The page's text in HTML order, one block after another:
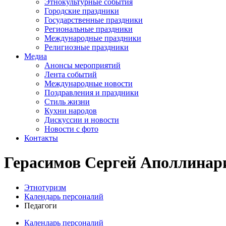
Этнокультурные события
Городские праздники
Государственные праздники
Региональные праздники
Международные праздники
Религиозные праздники
Медиа
Анонсы мероприятий
Лента событий
Международные новости
Поздравления и праздники
Cтиль жизни
Кухни народов
Дискуссии и новости
Новости с фото
Контакты
Герасимов Сергей
Этнотуризм
Календарь персоналий
Педагоги
Календарь персоналий